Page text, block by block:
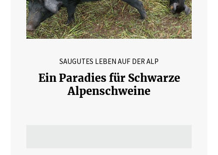
SAUGUTES LEBEN AUF DER ALP
Ein Paradies für Schwarze
Alpenschweine